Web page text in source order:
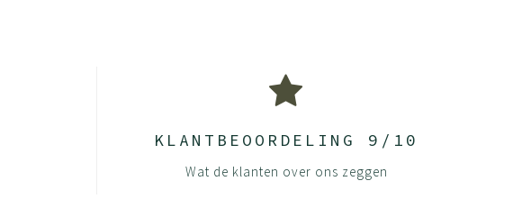
KLANTBEOORDELING 9/10
Wat de klanten over ons zeggen